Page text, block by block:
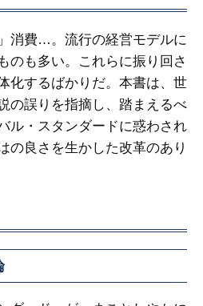
消費…。流行の経営モデルに
のも多い。これらに振り回さ
化するばかりだ。本書は、世
の誤りを指摘し、踏まえるべ
ル・スタンダードに惑わされ
の良さを生かした改革のあり